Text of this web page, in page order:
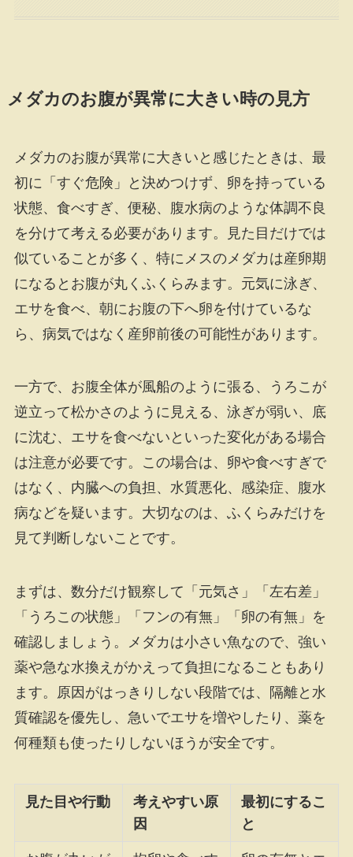
メダカのお腹が異常に大きい時の見方
メダカのお腹が異常に大きいと感じたときは、最
初に「すぐ危険」と決めつけず、卵を持っている
状態、食べすぎ、便秘、腹水病のような体調不良
を分けて考える必要があります。見た目だけでは
似ていることが多く、特にメスのメダカは産卵期
になるとお腹が丸くふくらみます。元気に泳ぎ、
エサを食べ、朝にお腹の下へ卵を付けているな
ら、病気ではなく産卵前後の可能性があります。
一方で、お腹全体が風船のように張る、うろこが
逆立って松かさのように見える、泳ぎが弱い、底
に沈む、エサを食べないといった変化がある場合
は注意が必要です。この場合は、卵や食べすぎで
はなく、内臓への負担、水質悪化、感染症、腹水
病などを疑います。大切なのは、ふくらみだけを
見て判断しないことです。
まずは、数分だけ観察して「元気さ」「左右差」
「うろこの状態」「フンの有無」「卵の有無」を
確認しましょう。メダカは小さい魚なので、強い
薬や急な水換えがかえって負担になることもあり
ます。原因がはっきりしない段階では、隔離と水
質確認を優先し、急いでエサを増やしたり、薬を
何種類も使ったりしないほうが安全です。
見た目や行動
考えやすい原
因
最初にするこ
と